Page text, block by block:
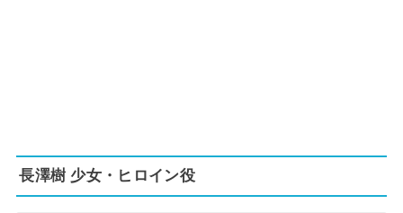
長澤樹 少女・ヒロイン役